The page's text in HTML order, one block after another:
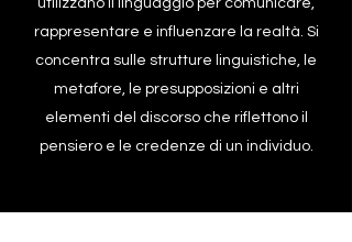
utilizzano il linguaggio per comunicare,
rappresentare e influenzare la realtà. Si
concentra sulle strutture linguistiche, le
metafore, le presupposizioni e altri
elementi del discorso che riflettono il
pensiero e le credenze di un individuo.